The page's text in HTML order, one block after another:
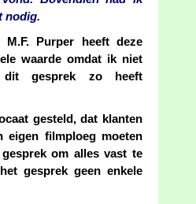
nodig.
M.F. Purper heeft deze
waarde omdat ik niet
dit gesprek zo heeft
gesteld, dat klanten
eigen filmploeg moeten
om alles vast te
gesprek geen enkele